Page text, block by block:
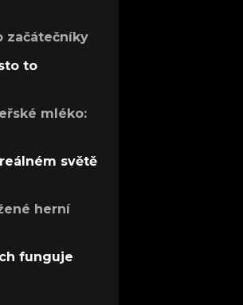
začátečníky
to
mléko:
světě
herní
funguje